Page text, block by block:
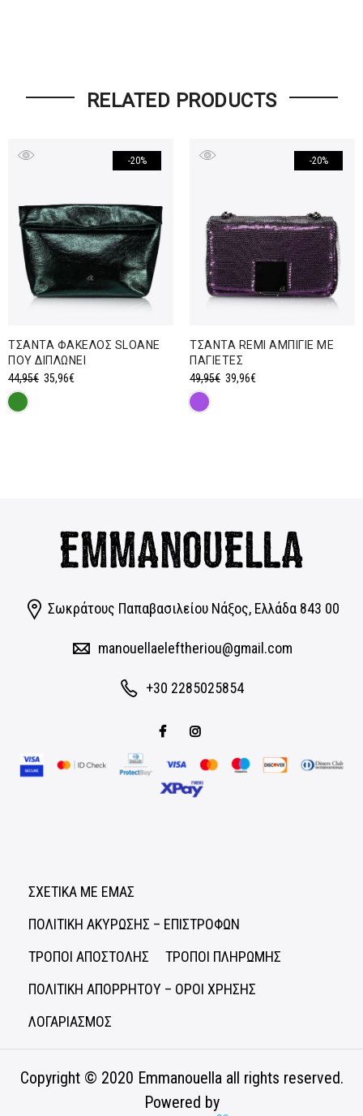
RELATED PRODUCTS
-20%
ΤΣΑΝΤΑ ΦΑΚΕΛΟΣ SLOANE
ΠΟΥ ΔΙΠΛΩΝΕΙ
44,95€ Original
35,96€Η
-20%
ΤΣΑΝΤΑ REMI ΑΜΠΙΓΙΕ ΜΕ
ΠΑΓΙΕΤΕΣ
49,95€ Original
39,96€Η
Σωκράτους Παπαβασιλείου Νάξος, Eλλάδα 843 00
manouellaeleftheriou@gmail.com
+30 2285025854
ΣΧΕΤΙΚΑ ΜΕ ΕΜΑΣ
ΠΟΛΙΤΙΚΗ ΑΚΥΡΩΣΗΣ – ΕΠΙΣΤΡΟΦΩΝ
ΤΡΟΠΟΙ ΑΠΟΣΤΟΛΗΣ
ΤΡΟΠΟΙ ΠΛΗΡΩΜΗΣ
ΠΟΛΙΤΙΚΗ ΑΠΟΡΡΗΤΟΥ – ΟΡΟΙ ΧΡΗΣΗΣ
ΛΟΓΑΡΙΑΣΜΟΣ
Copyright © 2020 Emmanouella all rights reserved.
Powered by